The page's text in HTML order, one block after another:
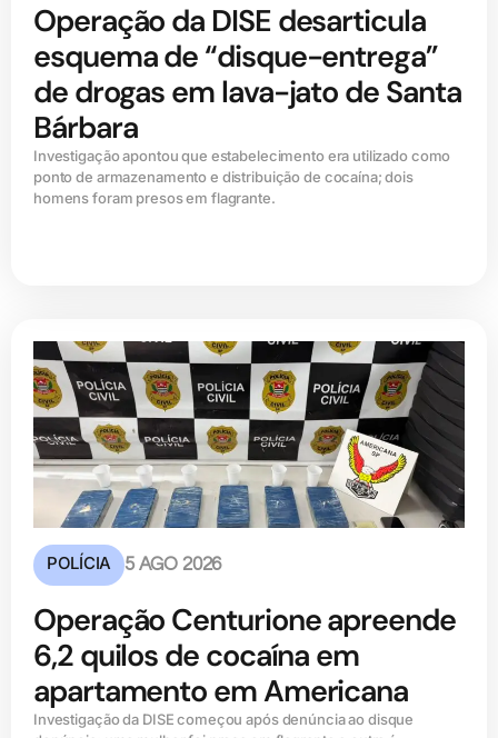
Operação da DISE desarticula
esquema de “disque-entrega”
de drogas em lava-jato de Santa
Bárbara
Investigação apontou que estabelecimento era utilizado como
ponto de armazenamento e distribuição de cocaína; dois
homens foram presos em flagrante.
POLÍCIA 5 AGO 2026
Operação Centurione apreende
6,2 quilos de cocaína em
apartamento em Americana
Investigação da DISE começou após denúncia ao disque